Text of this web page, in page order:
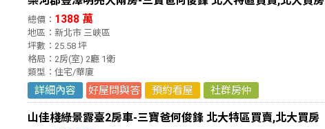
總價： 1388 萬
地區：新北市 三峽區
坪數：25.58 坪
格局：2房(室) 2廳 1衛
類型：住宅/華廈
詳細內容 好屋問與答 預約看屋 社群房仲
山佳棧綠景露臺2房車-三寶爸何俊鋒 北大特區買賣,北大買房